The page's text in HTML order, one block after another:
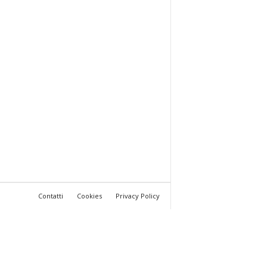
Contatti Cookies Privacy Policy